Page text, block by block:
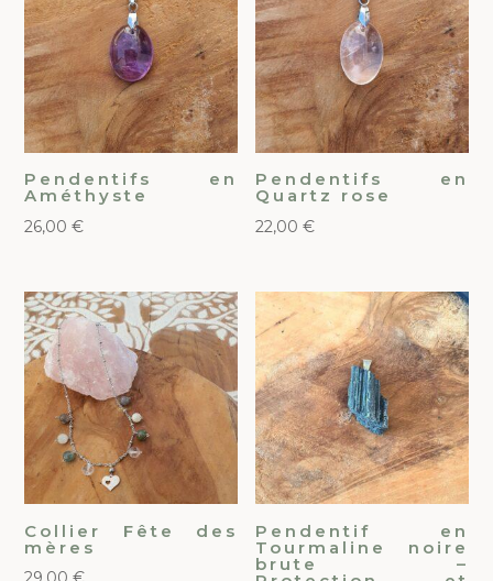
Pendentifs en
Améthyste
26,00€
Pendentifs en
Quartz rose
22,00€
Collier Fête des
mères
Pendentif en
Tourmaline noire
brute –